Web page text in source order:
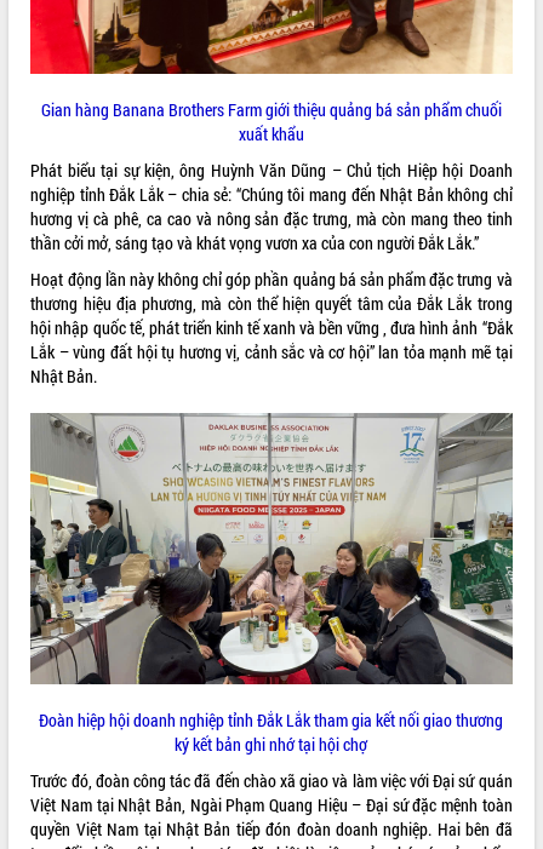
Kết nối tour, đẩy mạnh chuyển đổi số
để phát triển du lịch Đắk Lắk
Khởi động Dự án Đầu tư xây dựng hạ
tầng kỹ thuật Cụm công nghiệp Tân
Tiến
niệm 101 năm Ngày Báo chí Cách
mạng Việt Nam
Đắk Lắk sơ kết 4 năm triển khai thực
hiện Đề án 06 của Chính phủ
Họp báo thông tin về Hội nghị Công bố
Quy hoạch và Xúc tiến đầu tư tỉnh Đắk
Lắk
Khơi thông điểm nghẽn, đẩy nhanh
giải ngân vốn khắc phục thiên tai
HĐND tỉnh thông qua điều chỉnh Quy
hoạch tỉnh thời kỳ 2021-2030
Hội thảo góp ý hồ sơ điều chỉnh quy
hoạch tỉnh Đắk Lắk thời kỳ 2021-2030,
tầm nhìn đến năm 2050
Nâng cao hiệu quả hoạt động của các
doanh nghiệp nhà nước
Hội nghị triển khai kết nối mạng
truyền số liệu chuyên dùng phục vụ cơ
quan Đảng, Nhà nước
Lễ phát động chuỗi hoạt động chung
tay làm sạch môi trường
Xã Ea Kar bước chuyển mình trong
mới
UBND tỉnh họp báo định kỳ tháng 4
năm 2026
Gian hàng Banana Brothers Farm giới thiệu quảng bá sản phẩm chuối
xuất khẩu
Phát biểu tại sự kiện, ông Huỳnh Văn Dũng – Chủ tịch Hiệp hội Doanh
nghiệp tỉnh Đắk Lắk – chia sẻ: “Chúng tôi mang đến Nhật Bản không chỉ
hương vị cà phê, ca cao và nông sản đặc trưng, mà còn mang theo tinh
thần cởi mở, sáng tạo và khát vọng vươn xa của con người Đắk Lắk.”
Hoạt động lần này không chỉ góp phần quảng bá sản phẩm đặc trưng và
thương hiệu địa phương, mà còn thể hiện quyết tâm của Đắk Lắk trong
hội nhập quốc tế, phát triển kinh tế xanh và bền vững , đưa hình ảnh “Đắk
Lắk – vùng đất hội tụ hương vị, cảnh sắc và cơ hội” lan tỏa mạnh mẽ tại
Nhật Bản.
Đoàn hiệp hội doanh nghiệp tỉnh Đắk Lắk tham gia kết nối giao thương
ký kết bản ghi nhớ tại hội chợ
Trước đó, đoàn công tác đã đến chào xã giao và làm việc với Đại sứ quán
Việt Nam tại Nhật Bản, Ngài Phạm Quang Hiệu – Đại sứ đặc mệnh toàn
quyền Việt Nam tại Nhật Bản tiếp đón đoàn doanh nghiệp. Hai bên đã